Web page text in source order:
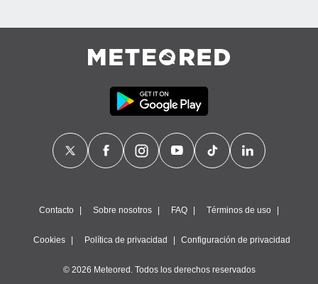
Contacto Sobre nosotros FAQ Términos de uso
Cookies Política de privacidad Configuración de privacidad
© 2026 Meteored. Todos los derechos reservados